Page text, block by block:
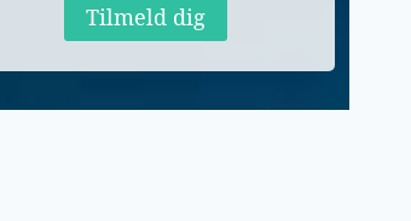
Tilmeld dig